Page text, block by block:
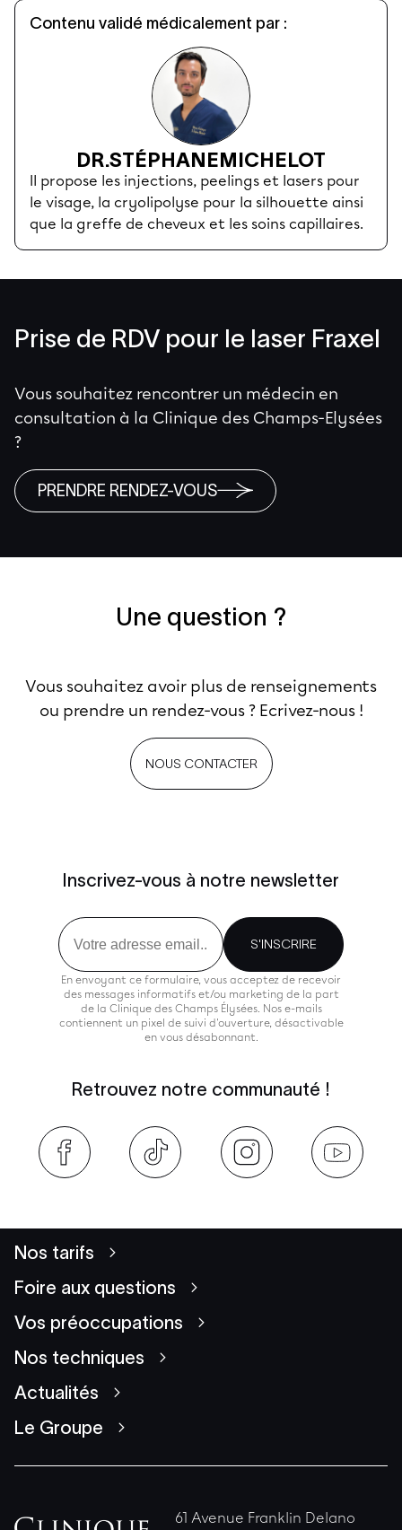
Contenu validé médicalement par :
DR.STÉPHANEMICHELOT
Il propose les injections, peelings et lasers pour
le visage, la cryolipolyse pour la silhouette ainsi
que la greffe de cheveux et les soins capillaires.
Prise de RDV pour le laser Fraxel
Vous souhaitez rencontrer un médecin en
consultation à la Clinique des Champs-Elysées
?
PRENDRE RENDEZ-VOUS
Une question ?
Vous souhaitez avoir plus de renseignements
ou prendre un rendez-vous ? Ecrivez-nous !
NOUS CONTACTER
Inscrivez-vous à notre newsletter
Email
S'INSCRIRE
En envoyant ce formulaire, vous acceptez de recevoir
des messages informatifs et/ou marketing de la part
de la Clinique des Champs Élysées. Nos e-mails
contiennent un pixel de suivi d'ouverture, désactivable
en vous désabonnant.
Retrouvez notre communauté !
Nos tarifs
Foire aux questions
Vos préoccupations
Nos techniques
Actualités
Le Groupe
61 Avenue Franklin Delano